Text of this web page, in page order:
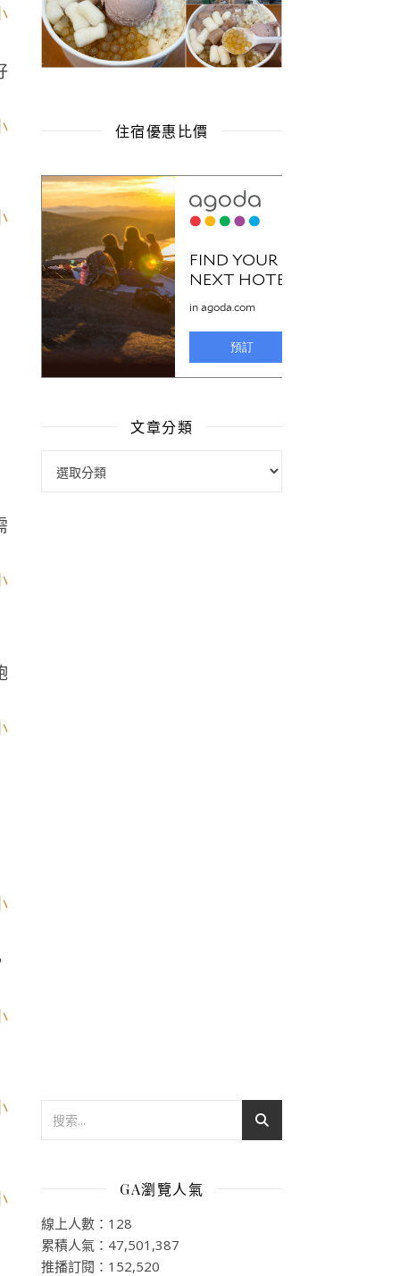
住宿優惠比價
文章分類
GA瀏覽人氣
線上人數：128
累積人氣：47,501,387
推播訂閱：152,520